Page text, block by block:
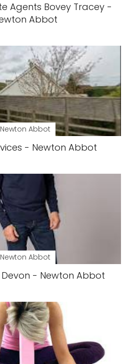
Agents Bovey Tracey -
Abbot
Newton Abbot
- Newton Abbot
Newton Abbot
- Newton Abbot